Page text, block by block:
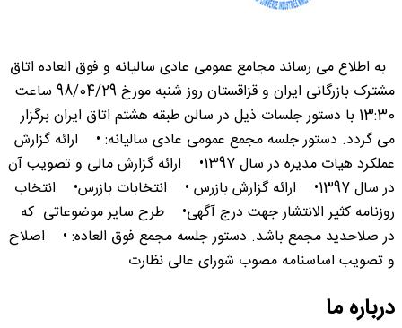
به اطلاع می رساند مجامع عمومی عادی سالیانه و فوق العاده اتاق
مشترک بازرگانی ایران و قزاقستان روز شنبه مورخ 98/04/29 ساعت
13:30 با دستور جلسات ذیل در سالن طبقه هشتم اتاق ایران برگزار
می گردد. دستور جلسه مجمع عمومی عادی سالیانه: • ارائه گزارش
عملکرد هیات مدیره در سال 1397• ارائه گزارش مالی و تصویب آن
در سال 1397• ارائه گزارش بازرس • انتخابات بازرس• انتخاب
روزنامه کثیر الانتشار جهت درج آگهی• طرح سایر موضوعاتی که
در صلاحدید مجمع باشد. دستور جلسه مجمع فوق العاده: • اصلاح
و تصویب اساسنامه مصوب شورای عالی نظارت
درباره ما